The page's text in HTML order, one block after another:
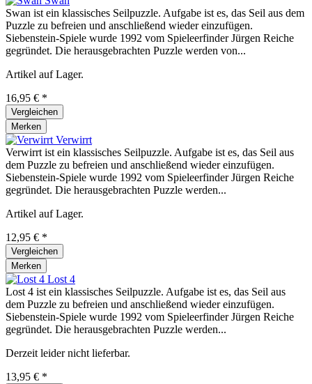
Swan ist ein klassisches Seilpuzzle. Aufgabe ist es, das Seil aus dem
Puzzle zu befreien und anschließend wieder einzufügen.
Siebenstein-Spiele wurde 1992 vom Spieleerfinder Jürgen Reiche
gegründet. Die herausgebrachten Puzzle werden von...
Artikel auf Lager.
16,95 € *
Vergleichen
Merken
Verwirrt
Verwirrt ist ein klassisches Seilpuzzle. Aufgabe ist es, das Seil aus
dem Puzzle zu befreien und anschließend wieder einzufügen.
Siebenstein-Spiele wurde 1992 vom Spieleerfinder Jürgen Reiche
gegründet. Die herausgebrachten Puzzle werden...
Artikel auf Lager.
12,95 € *
Vergleichen
Merken
Lost 4
Lost 4 ist ein klassisches Seilpuzzle. Aufgabe ist es, das Seil aus
dem Puzzle zu befreien und anschließend wieder einzufügen.
Siebenstein-Spiele wurde 1992 vom Spieleerfinder Jürgen Reiche
gegründet. Die herausgebrachten Puzzle werden...
Derzeit leider nicht lieferbar.
13,95 € *